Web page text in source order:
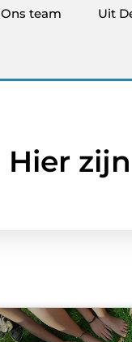
Ons team Uit
Hier